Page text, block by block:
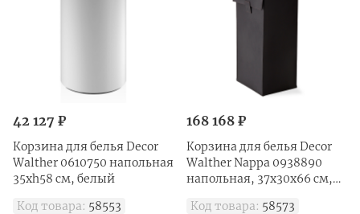
42 127 ₽
Корзина для белья Decor
Walther 0610750 напольная
35xh58 см, белый
Код товара: 58553
168 168 ₽
Корзина для белья Decor
Walther Nappa 0938890
напольная, 37х30х66 см,
Код товара: 58573